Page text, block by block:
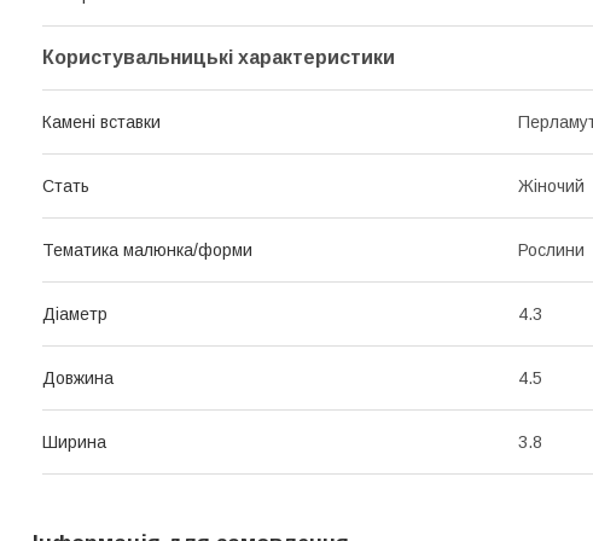
Користувальницькі характеристики
Камені вставки
Стать Жіночий
Тематика малюнка/форми Рослини
Діаметр 4.3
Довжина 4.5
Ширина 3.8